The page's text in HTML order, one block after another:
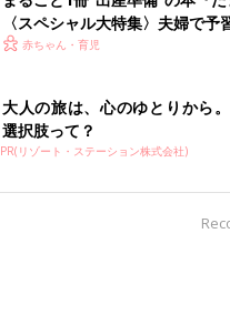
〈スペシャル大特集〉夫婦で
赤ちゃん・育児
大人の旅は、心のゆとりから
選択肢って？
PR(リゾート・ステーション株式会社)